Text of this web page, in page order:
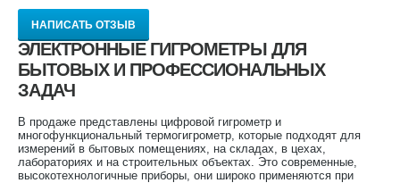
НАПИСАТЬ ОТЗЫВ
ЭЛЕКТРОННЫЕ ГИГРОМЕТРЫ ДЛЯ
БЫТОВЫХ И ПРОФЕССИОНАЛЬНЫХ
ЗАДАЧ
В продаже представлены цифровой гигрометр и
многофункциональный термогигрометр, которые подходят для
измерений в бытовых помещениях, на складах, в цехах,
лабораториях и на строительных объектах. Это современные,
высокотехнологичные приборы, они широко применяются при